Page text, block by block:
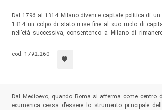
Dal 1796 al 1814 Milano divenne capitale politica di
1814 un colpo di stato mise fine al suo ruolo di
nell’età successiva, consentendo a Milano di
culturale per il paese. Il volume evidenzia numerosi
Risorgimento che, per molti versi, attende ancora un
cod. 1792.260
Dal Medioevo, quando Roma si afferma come
ecumenica cessa d’essere lo strumento principale